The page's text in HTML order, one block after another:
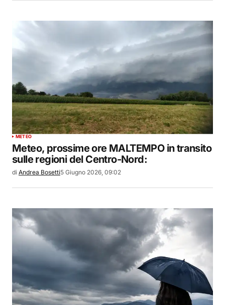
METEO
Meteo, prossime ore MALTEMPO in transito
sulle regioni del Centro-Nord:
di Andrea Bosetti5 Giugno 2026, 09:02